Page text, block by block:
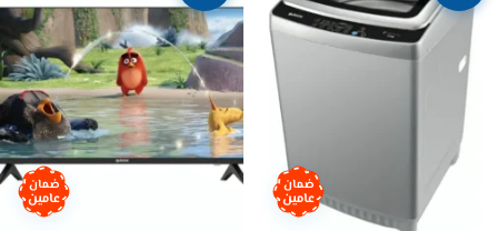
ضمان
عامين
ضمان
عامين